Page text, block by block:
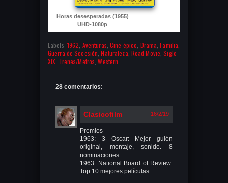
Horas desesperadas (1955)
UHD-1080p
Labels: 1962 Aventuras ,Cine épico Drama ,Familia
Guerra de Secesión ,Naturaleza Road Movie ,Siglo
XIX Trenes/Metros ,Western
28 comentarios:
Clasicofilm 16/2/19
Premios
1963: 3 Oscar: Mejor guión
original, montaje, sonido. 8
nominaciones
1963: National Board of Review:
Top 10 mejores películas